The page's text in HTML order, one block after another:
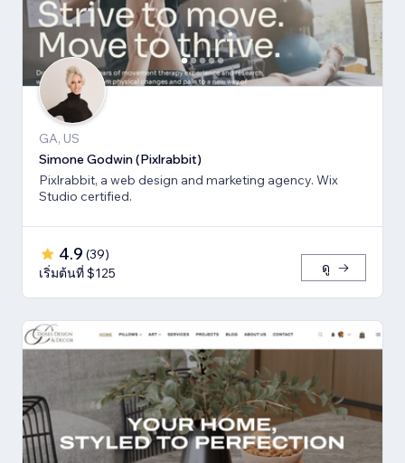
GA, US
Simone Godwin (Pixlrabbit)
Pixlrabbit, a web design and marketing agency. Wix
Studio certified.
4.9 (39)
เริ่มต้นที่ $125
ดู